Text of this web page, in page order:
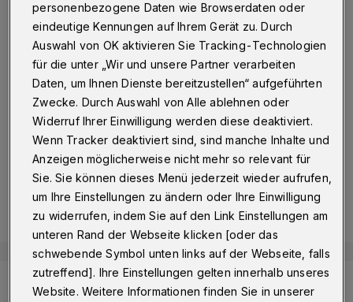
Wuppertal·Weil eine 22 Jahre alte Fußgängerin trotz
roter Ampel die Fahrbahn überquerte, musste ein
Busfahrer am Dienstagmittag (12. April 2022) im
Bereich Schwarzbach / Weiherstraße gegen 15 Uhr
eine Notbremsung einleiten.
12.04.2022 , 16:48 Uhr Eine Minute Lesezeit
Die Polizei nahm die Personalien der Verursacherin auf.
Foto: Christoph Petersen
personenbezogene Daten wie Browserdaten oder
eindeutige Kennungen auf Ihrem Gerät zu. Durch
Auswahl von OK aktivieren Sie Tracking-Technologien
für die unter „Wir und unsere Partner verarbeiten
Daten, um Ihnen Dienste bereitzustellen“ aufgeführten
Zwecke. Durch Auswahl von Alle ablehnen oder
Widerruf Ihrer Einwilligung werden diese deaktiviert.
Wenn Tracker deaktiviert sind, sind manche Inhalte und
Anzeigen möglicherweise nicht mehr so relevant für
Sie. Sie können dieses Menü jederzeit wieder aufrufen,
um Ihre Einstellungen zu ändern oder Ihre Einwilligung
zu widerrufen, indem Sie auf den Link Einstellungen am
unteren Rand der Webseite klicken [oder das
schwebende Symbol unten links auf der Webseite, falls
zutreffend]. Ihre Einstellungen gelten innerhalb unseres
Website. Weitere Informationen finden Sie in unserer